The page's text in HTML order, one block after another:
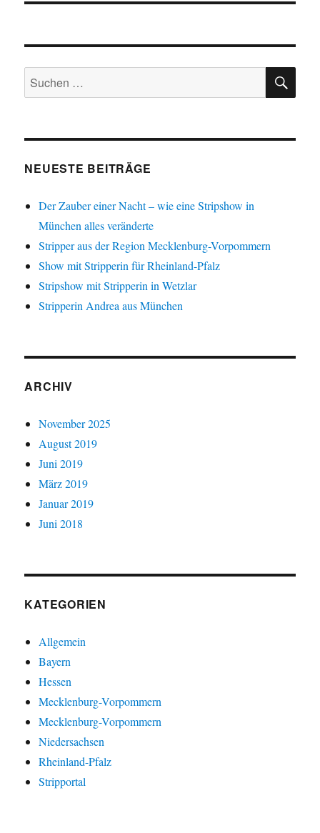
Suche
nach:
NEUESTE BEITRÄGE
Der Zauber einer Nacht – wie eine Stripshow in
München alles veränderte
Stripper aus der Region Mecklenburg-Vorpommern
Show mit Stripperin für Rheinland-Pfalz
Stripshow mit Stripperin in Wetzlar
Stripperin Andrea aus München
ARCHIV
November 2025
August 2019
Juni 2019
März 2019
Januar 2019
Juni 2018
KATEGORIEN
Allgemein
Bayern
Hessen
Mecklenburg-Vorpommern
Mecklenburg-Vorpommern
Niedersachsen
Rheinland-Pfalz
Stripportal